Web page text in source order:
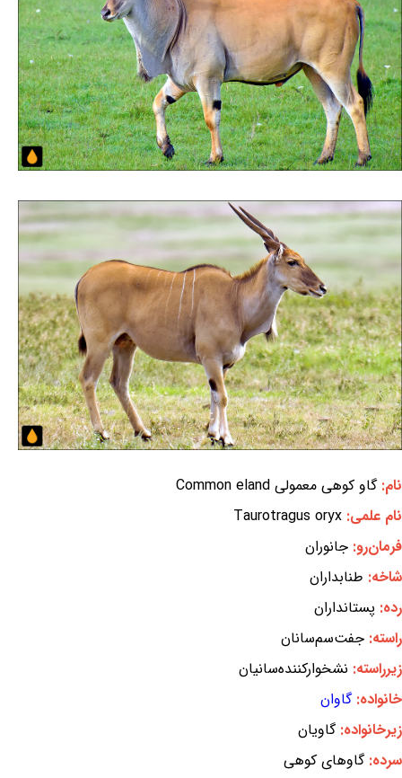
نام:گاو کوهی معمولی Common eland
نام علمی: Taurotragus oryx
فرمان‌رو: جانوران
شاخه: طنابداران
رده: پستانداران
راسته: جفت‌سم‌سانان
زیرراسته: نشخوارکننده‌سانیان
خانواده:گاوان
زیرخانواده:گاویان
سرده:گاوهای کوهی